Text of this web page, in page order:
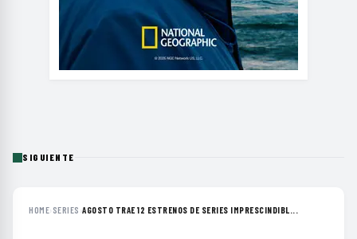
SIGUIENTE
HOME› SERIES ›AGOSTO TRAE 12 ESTRENOS DE SERIES IMPRESCINDIBL...